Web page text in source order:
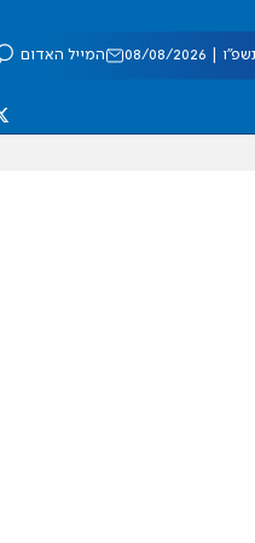
08/2026 המייל האדום